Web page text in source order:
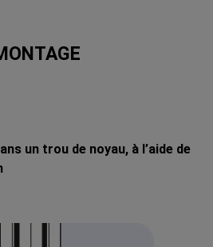
un trou de noyau, à l’aide de